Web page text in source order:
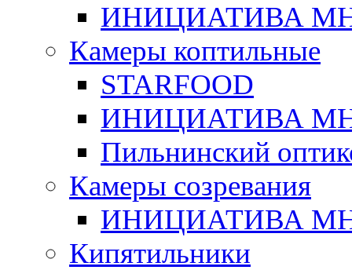
ИНИЦИАТИВА
Камеры коптильные
STARFOOD
ИНИЦИАТИВА
Пильнинский
Камеры созревания
ИНИЦИАТИВА
Кипятильники